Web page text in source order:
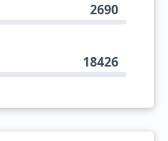
2690
18426